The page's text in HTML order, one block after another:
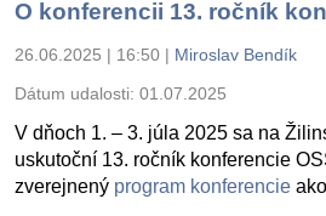
O konferencii 13. ročník
26.06.2025 | 16:50 | Miroslav Bendík
Dátum udalosti: 01.07.2025
V dňoch 1. – 3. júla 2025 sa na
uskutoční 13. ročník konferencie
zverejnený program konferencie